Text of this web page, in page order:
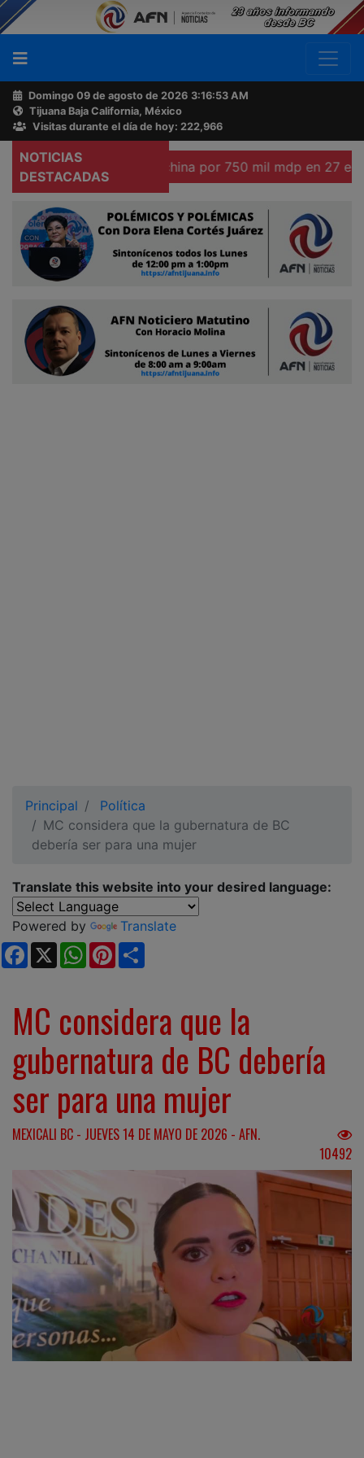
Domingo 09 de agosto de 2026 3:16:54 AM
Tijuana Baja California, México
Visitas durante el día de hoy: 222,966
NOTICIAS
DESTACADAS
inversión china por 750 mil mdp en 27 estados de
Principal
Política
MC considera que la gubernatura de BC
debería ser para una mujer
Translate this website into your desired language:
Powered by
Translate
Facebook
X WhatsApp
Pinterest
MC considera que la
gubernatura de BC debería
ser para una mujer
MEXICALI BC - JUEVES 14 DE MAYO DE 2026 - AFN.
10492
Buscador
Acerca
de
AFN
Ventas
Contacto
Reportero
Ciudadano